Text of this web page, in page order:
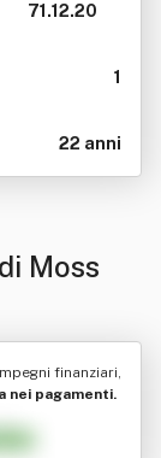
71.12.20
1
22 anni
Moss
finanziari,
nei pagamenti.